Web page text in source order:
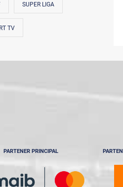
SUPER LIGA
TV
PARTENER PRINCIPAL